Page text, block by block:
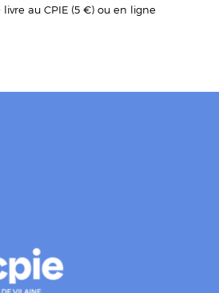
au CPIE (5 €) ou en ligne